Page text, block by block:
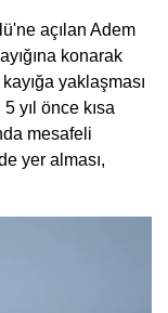
açılan Adem
konarak
yaklaşması
yıl önce kısa
mesafeli
yer alması,